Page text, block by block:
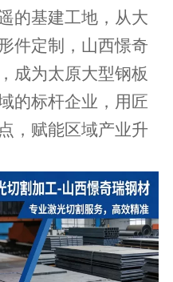
的基建工地，从大
件定制，山西憬奇
成为太原大型钢板
的标杆企业，用匠
，赋能区域产业升